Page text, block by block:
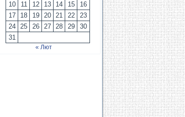
10
11 12 13 14 15
16
17
18 19 20 21 22
23
24
25 26 27 28 29
30
31
« Лют